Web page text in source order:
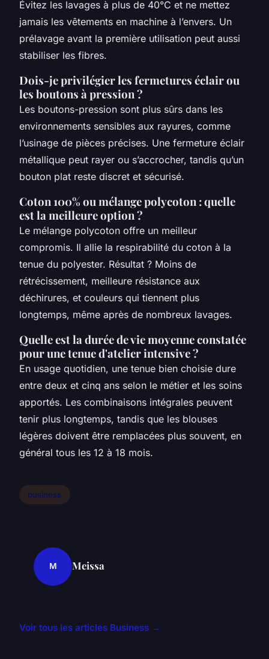
Évitez les lavages à plus de 40°C et ne mettez
jamais les vêtements en machine à l’envers. Un
prélavage avant la première utilisation peut aussi
stabiliser les fibres.
Dois-je privilégier les fermetures éclair ou
les boutons à pression ?
Les boutons-pression sont plus sûrs dans les
environnements sensibles aux rayures, comme
l’usinage de pièces précises. Une fermeture éclair
métallique peut rayer ou s’accrocher, tandis qu’un
bouton plat reste discret et sécurisé.
Coton 100% ou mélange polycoton : quelle
est la meilleure option ?
Le mélange polycoton offre un meilleur
compromis. Il allie la respirabilité du coton à la
tenue du polyester. Résultat ? Moins de
rétrécissement, meilleure résistance aux
déchirures, et couleurs qui tiennent plus
longtemps, même après de nombreux lavages.
Quelle est la durée de vie moyenne constatée
pour une tenue d'atelier intensive ?
En usage quotidien, une tenue bien choisie dure
entre deux et cinq ans selon le métier et les soins
apportés. Les combinaisons intégrales peuvent
tenir plus longtemps, tandis que les blouses
légères doivent être remplacées plus souvent, en
général tous les 12 à 18 mois.
business
M Meissa
Voir tous les articles Business →